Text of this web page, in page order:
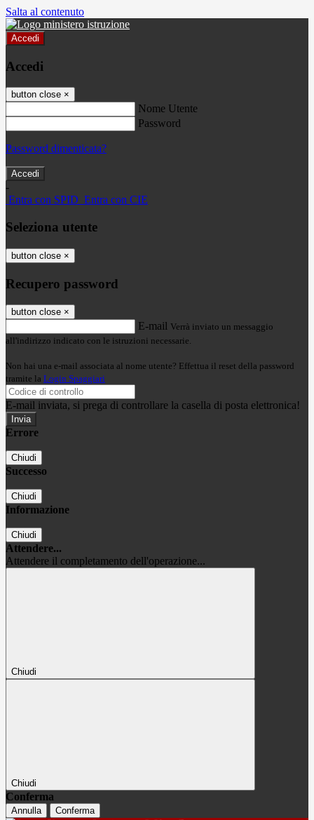
Salta al contenuto
Accedi
Accedi
button close ×
Nome Utente
Password
Password dimenticata?
-
Entra con SPID Entra con CIE
Seleziona utente
button close ×
Recupero password
button close ×
E-mail Verrà inviato un messaggio
all'indirizzo indicato con le istruzioni necessarie.
Non hai una e-mail associata al nome utente? Effettua il reset della password
tramite la Login Spaggiari
E-mail inviata, si prega di controllare la casella di posta elettronica!
Errore
Chiudi
Successo
Chiudi
Informazione
Chiudi
Attendere...
Attendere il completamento dell'operazione...
Chiudi
Chiudi
Conferma
Annulla Conferma